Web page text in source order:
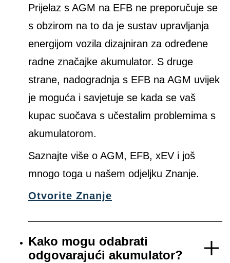
Prijelaz s AGM na EFB ne preporučuje se
s obzirom na to da je sustav upravljanja
energijom vozila dizajniran za određene
radne značajke akumulator. S druge
strane, nadogradnja s EFB na AGM uvijek
je moguća i savjetuje se kada se vaš
kupac suočava s učestalim problemima s
akumulatorom.
Saznajte više o AGM, EFB, xEV i još
mnogo toga u našem odjeljku Znanje.
Otvorite Znanje
Kako mogu odabrati
odgovarajući akumulator?